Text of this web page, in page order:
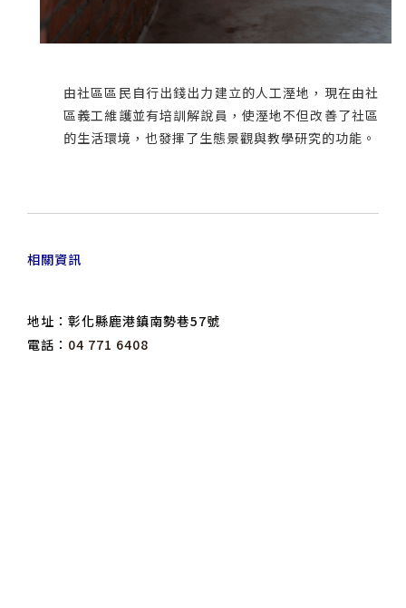
由社區區民自行出錢出力建立的人工溼地，現在由社
區義工維護並有培訓解說員，使溼地不但改善了社區
的生活環境，也發揮了生態景觀與教學研究的功能。
相關資訊
地址：彰化縣鹿港鎮南勢巷57號
電話： 04 771 6408